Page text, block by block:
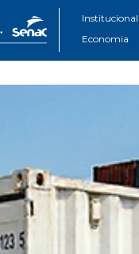
Institucional
Economia